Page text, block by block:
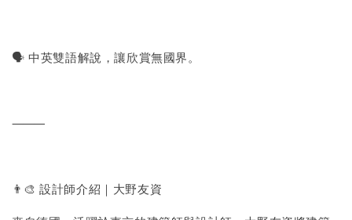
🗣️ 中英雙語解說，讓欣賞無國界。
⸻
👨‍🎨 設計師介紹｜大野友資